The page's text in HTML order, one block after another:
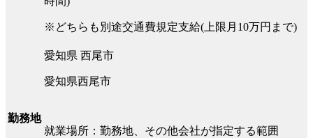
※どちらも別途交通費規定支給(上限月10万円まで)
勤務地
愛知県 西尾市
愛知県西尾市
就業場所：勤務地、その他会社が指定する範囲